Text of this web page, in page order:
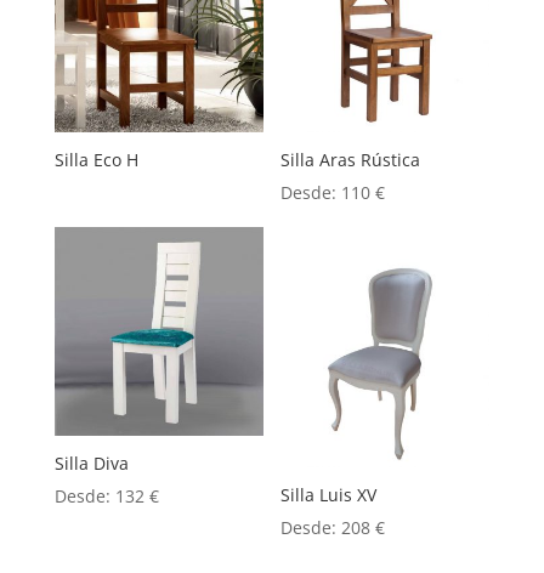
Silla Eco H
Silla Aras Rústica
Desde: 110€
Silla Diva
Desde: 132 €
Silla Luis XV
Desde:208€